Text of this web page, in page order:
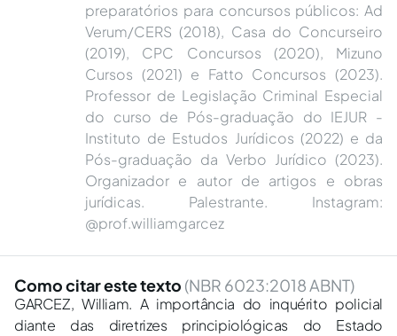
preparatórios para concursos públicos: Ad
Verum/CERS (2018), Casa do Concurseiro
(2019), CPC Concursos (2020), Mizuno
Cursos (2021) e Fatto Concursos (2023).
Professor de Legislação Criminal Especial
do curso de Pós-graduação do IEJUR -
Instituto de Estudos Jurídicos (2022) e da
Pós-graduação da Verbo Jurídico (2023).
Organizador e autor de artigos e obras
jurídicas. Palestrante. Instagram:
@prof.williamgarcez
Como citar este texto (NBR 6023:2018 ABNT)
GARCEZ, William. A importância do inquérito policial
diante das diretrizes principiológicas do Estado